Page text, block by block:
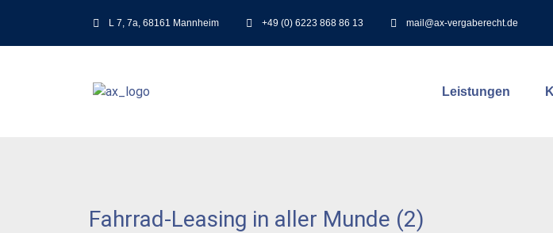
L 7, 7a, 68161 Mannheim +49 (0) 6223 868 86 13 mail@ax-vergaberecht.de
Leistungen
Fahrrad-Leasing in aller Munde (2)